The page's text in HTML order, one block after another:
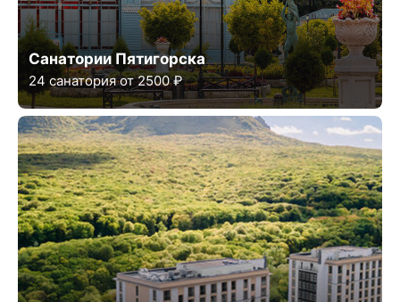
Санатории Пятигорска
24 санатория от 2500 ₽